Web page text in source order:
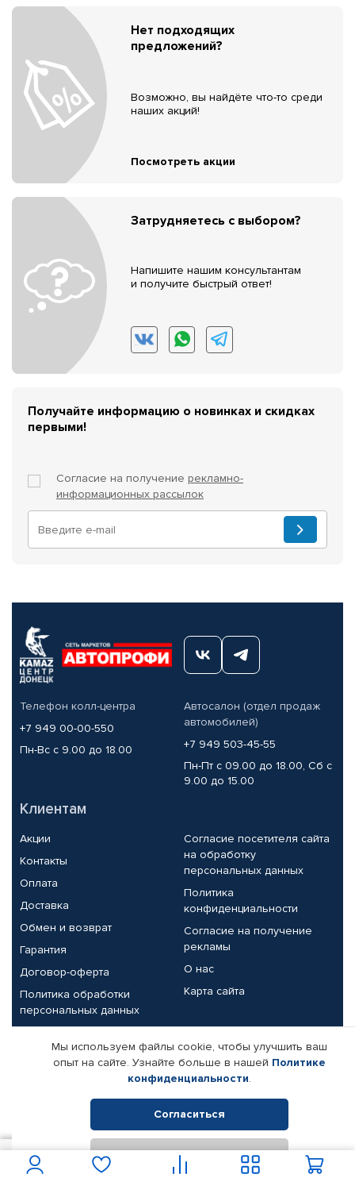
Нет подходящих
предложений?
Возможно, вы найдёте что-то среди
наших акций!
Посмотреть акции
Затрудняетесь с выбором?
Напишите нашим консультантам
и получите быстрый ответ!
Получайте информацию о новинках и скидках
первыми!
Согласие на получение рекламно-
информационных рассылок
Телефон колл-центра
+7 949 00-00-550
Пн-Вс с 9.00 до 18.00
Автосалон (отдел продаж
автомобилей)
+7 949 503-45-55
Пн-Пт с 09.00 до 18.00, Сб с
9.00 до 15.00
Клиентам
Акции
Контакты
Оплата
Доставка
Обмен и возврат
Гарантия
Договор-оферта
Политика обработки
персональных данных
Согласие посетителя сайта
на обработку
персональных данных
Политика
конфиденциальности
Согласие на получение
рекламы
О нас
Карта сайта
Партнерам
Корпоративным клиентам
Поставщикам
Реквизиты компании
© КАМАЗ ЦЕНТР ДОНЕЦК, 2015-2026. Все права защищены.
Интернет-магазин автомобильных товаров Автопрофи.
Мы используем файлы cookie, чтобы улучшить ваш
опыт на сайте. Узнайте больше в нашей Политике
конфиденциальности.
Согласиться
Отклонить
В корзину